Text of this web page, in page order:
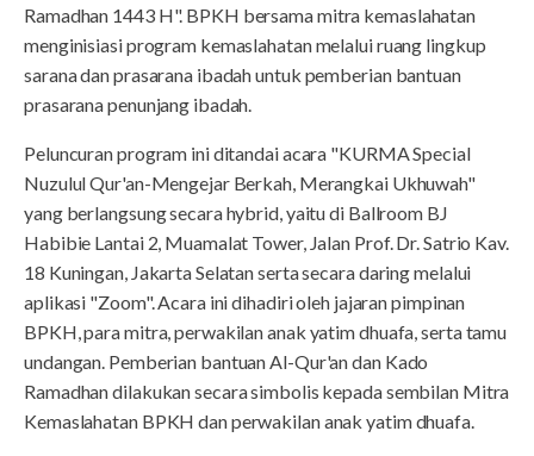
Ramadhan 1443 H". BPKH bersama mitra kemaslahatan
menginisiasi program kemaslahatan melalui ruang lingkup
sarana dan prasarana ibadah untuk pemberian bantuan
prasarana penunjang ibadah.
Peluncuran program ini ditandai acara "KURMA Special
Nuzulul Qur'an-Mengejar Berkah, Merangkai Ukhuwah"
yang berlangsung secara hybrid, yaitu di Ballroom BJ
Habibie Lantai 2, Muamalat Tower, Jalan Prof. Dr. Satrio Kav.
18 Kuningan, Jakarta Selatan serta secara daring melalui
aplikasi "Zoom". Acara ini dihadiri oleh jajaran pimpinan
BPKH, para mitra, perwakilan anak yatim dhuafa, serta tamu
undangan. Pemberian bantuan Al-Qur'an dan Kado
Ramadhan dilakukan secara simbolis kepada sembilan Mitra
Kemaslahatan BPKH dan perwakilan anak yatim dhuafa.